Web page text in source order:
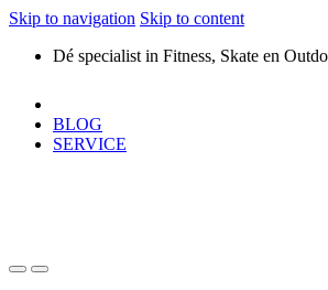
Skip to navigation Skip to content
Dé specialist in Fitness, Skate en
BLOG
SERVICE